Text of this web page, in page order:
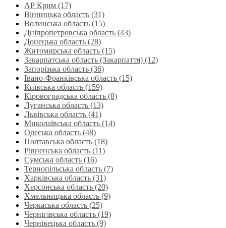
АР Крим (17)
Вінницька область (31)
Волинська область‎ (15)
Дніпропетровська область‎ (43)
Донецька область (28)
Житомирська область (15)
Закарпатська область (Закарпаття) (12)
Запорізька область (36)
Івано-Франківська область (15)
Київська область (159)
Кіровоградська область (8)
Луганська область‎ (13)
Львівська область‎ (41)
Миколаївська область‎ (14)
Одеська область‎ (48)
Полтавська область (18)
Рівненська область‎ (11)
Сумська область‎ (16)
Тернопільська область‎ (7)
Харківська область‎ (31)
Херсонська область‎ (20)
Хмельницька область‎ (9)
Черкаська область‎ (25)
Чернігівська область (19)
Чернівецька область (9)